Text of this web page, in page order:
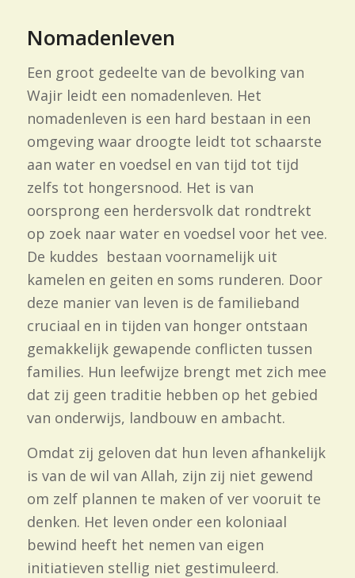
Nomadenleven
Een groot gedeelte van de bevolking van
Wajir leidt een nomadenleven. Het
nomadenleven is een hard bestaan in een
omgeving waar droogte leidt tot schaarste
aan water en voedsel en van tijd tot tijd
zelfs tot hongersnood. Het is van
oorsprong een herdersvolk dat rondtrekt
op zoek naar water en voedsel voor het vee.
De kuddes bestaan voornamelijk uit
kamelen en geiten en soms runderen. Door
deze manier van leven is de familieband
cruciaal en in tijden van honger ontstaan
gemakkelijk gewapende conflicten tussen
families. Hun leefwijze brengt met zich mee
dat zij geen traditie hebben op het gebied
van onderwijs, landbouw en ambacht.
Omdat zij geloven dat hun leven afhankelijk
is van de wil van Allah, zijn zij niet gewend
om zelf plannen te maken of ver vooruit te
denken. Het leven onder een koloniaal
bewind heeft het nemen van eigen
initiatieven stellig niet gestimuleerd.